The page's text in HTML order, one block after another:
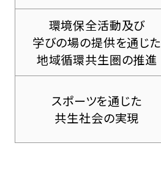
環境保全活動及び
学びの場の提供を通じた
地域循環共生圏の推進
スポーツを通じた
共生社会の実現